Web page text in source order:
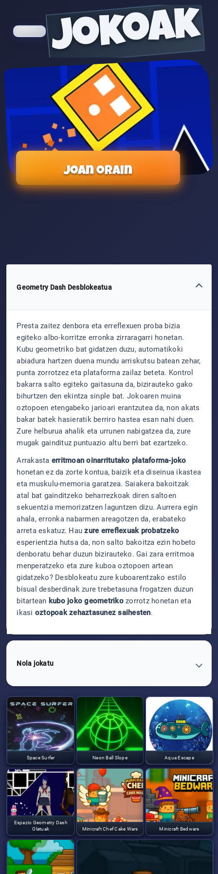
jokoak
Joan orain
Geometry Dash Desblokeatua
Presta zaitez denbora eta erreflexuen proba bizia
egiteko albo-korritze erronka zirraragarri honetan.
Kubu geometriko bat gidatzen duzu, automatikoki
abiadura hartzen duena mundu arriskutsu batean zehar,
punta zorrotzez eta plataforma zailaz beteta. Kontrol
bakarra salto egiteko gaitasuna da, bizirauteko gako
bihurtzen den ekintza sinple bat. Jokoaren muina
oztopoen etengabeko jarioari erantzutea da, non akats
bakar batek hasieratik berriro hastea esan nahi duen.
Zure helburua ahalik eta urrunen nabigatzea da, zure
mugak gaindituz puntuazio altu berri bat ezartzeko.
Arrakasta erritmoan oinarritutako plataforma-joko
honetan ez da zorte kontua, baizik eta diseinua ikastea
eta muskulu-memoria garatzea. Saiakera bakoitzak
atal bat gainditzeko beharrezkoak diren saltoen
sekuentzia memorizatzen laguntzen dizu. Aurrera egin
ahala, erronka nabarmen areagotzen da, erabateko
arreta eskatuz. Hauzure erreflexuak probatzeko
esperientzia hutsa da, non salto bakoitza ezin hobeto
denboratu behar duzun bizirauteko. Gai zara erritmoa
menperatzeko eta zure kuboa oztopoen artean
gidatzeko? Desblokeatu zure kuboarentzako estilo
bisual desberdinak zure trebetasuna frogatzen duzun
bitartean kubo joko geometrikozorrotz honetan eta
ikasi oztopoak zehaztasunez saihesten.
Nola jokatu
Space Surfer Neon Ball Slope Aqua Escape
Espazio Geometry Dash
Olatuak
Minicraft Chef Cake Wars Minicraft Bedwars